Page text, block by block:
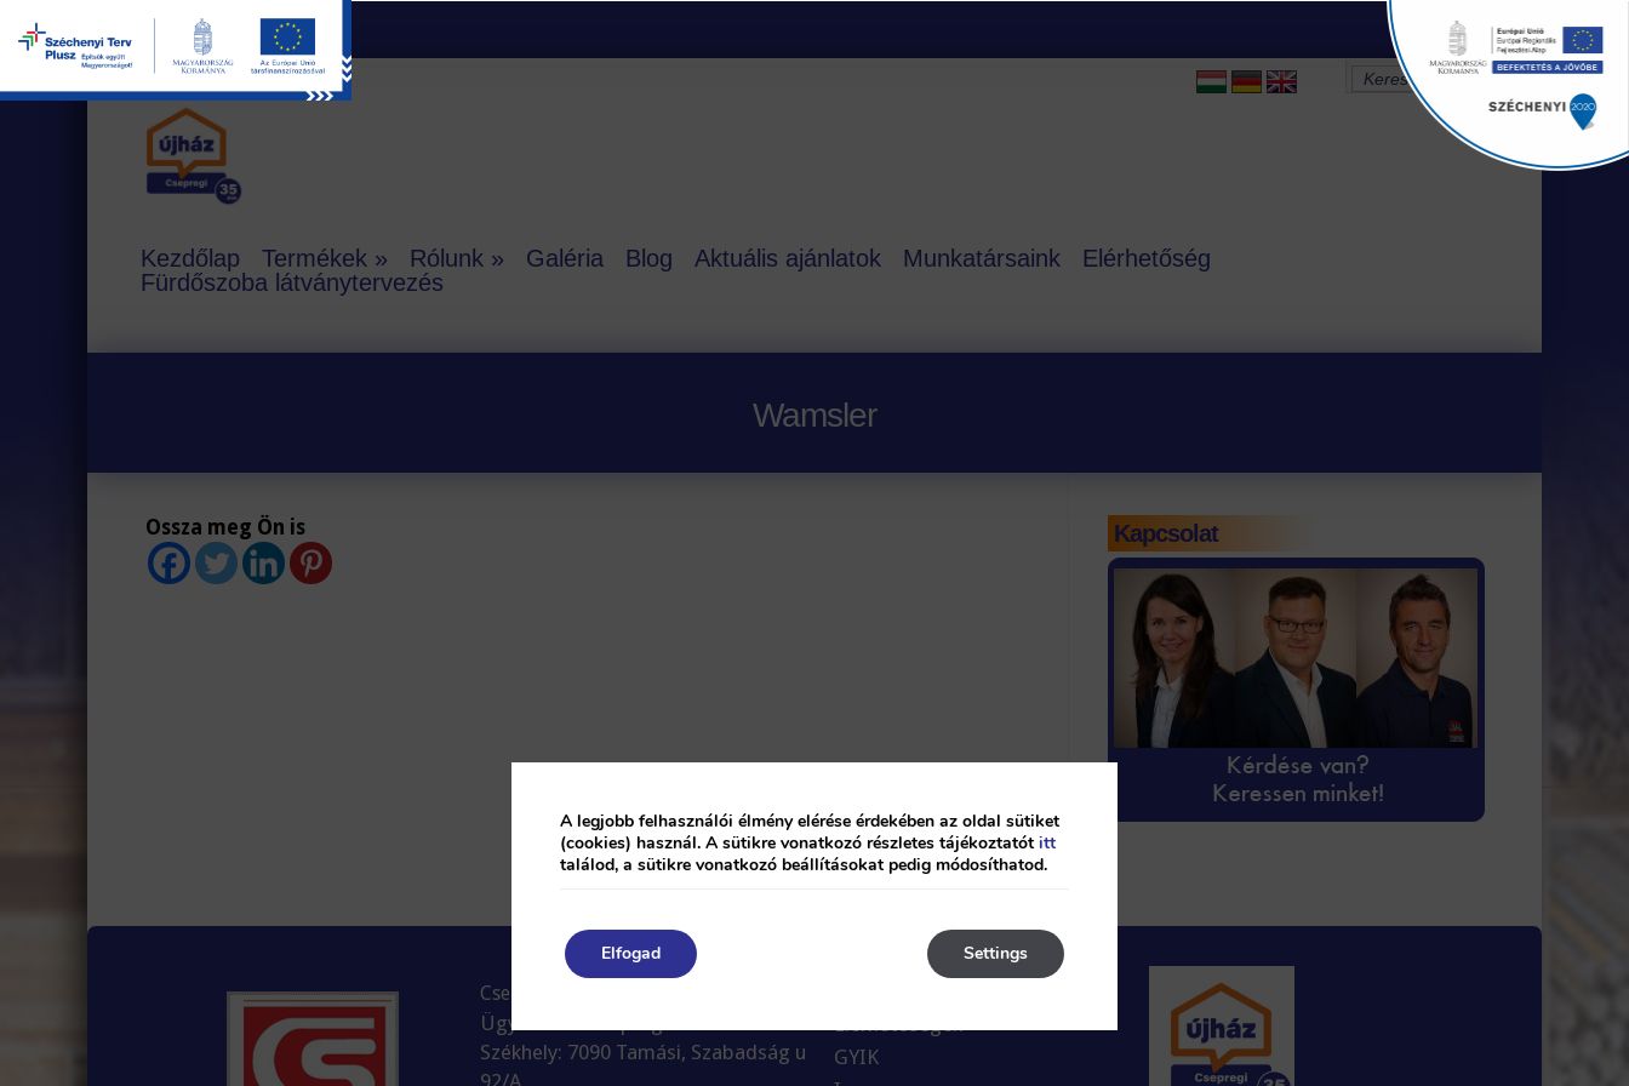
Kezdőlap Termékek Rólunk Galéria Blog Aktuális ajánlatok Munkatársaink
Elérhetőség
Fürdőszoba látványtervezés
Wamsler
Ossza meg Ön is Kapcsolat
Csepregi és Társa Kft.
Ügyvezető: Csepregi Ferenc
Székhely: 7090 Tamási, Szabadság u
92/A
Elérhetőségek
GYIK
A legjobb felhasználói élmény elérése érdekében az oldal sütiket
(cookies) használ. A sütikre vonatkozó részletes tájékoztatót itt
találod, a sütikre vonatkozó beállításokat pedig módosíthatod.
Elfogad Settings